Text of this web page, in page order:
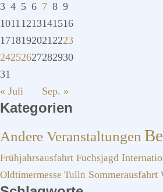
3 4 5 6 7 8 9
10111213141516
17181920212223
24252627282930
31
« Juli
Sep. »
Kategorien
Andere Veranstaltungen
Frühjahrsausfahrt Fuchsjagd
Oldtimermesse Tulln Sommerausfahrt